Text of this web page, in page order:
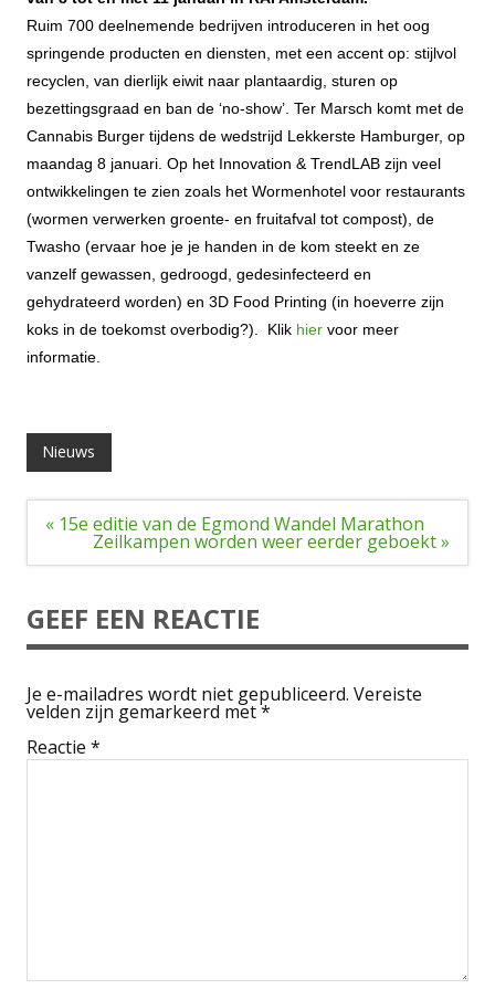
Ruim 700 deelnemende bedrijven introduceren in het oog
springende producten en diensten, met een accent op: stijlvol
recyclen, van dierlijk eiwit naar plantaardig, sturen op
bezettingsgraad en ban de ‘no-show’. Ter Marsch komt met de
Cannabis Burger tijdens de wedstrijd Lekkerste Hamburger, op
maandag 8 januari. Op het Innovation & TrendLAB zijn veel
ontwikkelingen te zien zoals het Wormenhotel voor restaurants
(wormen verwerken groente- en fruitafval tot compost), de
Twasho (ervaar hoe je je handen in de kom steekt en ze
vanzelf gewassen, gedroogd, gedesinfecteerd en
gehydrateerd worden) en 3D Food Printing (in hoeverre zijn
koks in de toekomst overbodig?). Klik hier voor meer
informatie.
Nieuws
Bericht
navigatie
« 15e editie van de Egmond Wandel Marathon
Zeilkampen worden weer eerder geboekt »
GEEF EEN REACTIE
Je e-mailadres wordt niet gepubliceerd. Vereiste
velden zijn gemarkeerd met*
Reactie *